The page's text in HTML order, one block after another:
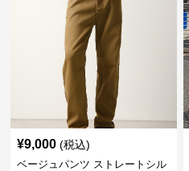
¥9,000 (税込)
ベージュパンツ ストレートシル